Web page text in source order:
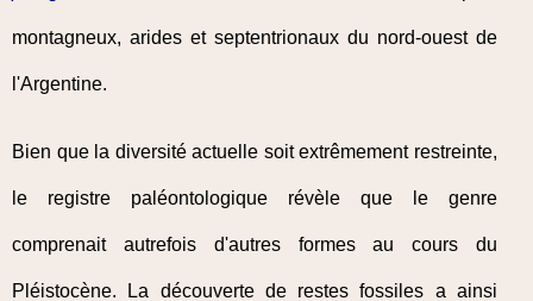
montagneux, arides et septentrionaux du nord-ouest de
l'Argentine.
Bien que la diversité actuelle soit extrêmement restreinte,
le registre paléontologique révèle que le genre
comprenait autrefois d'autres formes au cours du
Pléistocène. La découverte de restes fossiles a ainsi